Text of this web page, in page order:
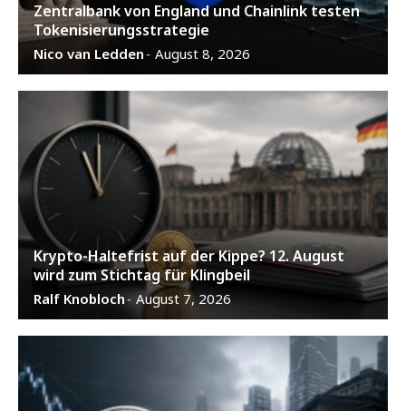
Zentralbank von England und Chainlink testen
Tokenisierungsstrategie
Nico van Ledden- August 8, 2026
Krypto-Haltefrist auf der Kippe? 12. August
wird zum Stichtag für Klingbeil
Ralf Knobloch- August 7, 2026